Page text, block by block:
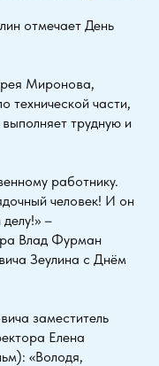
отмечает День
Миронова,
технической части,
трудную и
работнику.
человек! И он
–
Влад Фурман
Зеулина с Днём
заместитель
Елена
«Володя,